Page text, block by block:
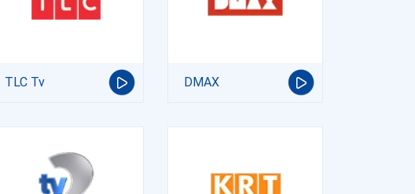
TLC Tv DMAX